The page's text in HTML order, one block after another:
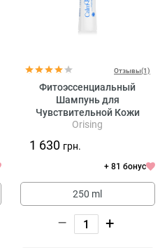
Отзывы(1)
Фитоэссенциальный
Шампунь для
Чувствительной Кожи
Orising Bagno Calm
Orising
1 630 грн.
+ 81 бонус
250 ml
– +